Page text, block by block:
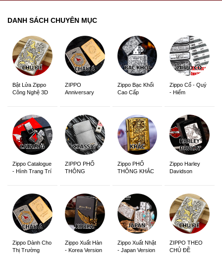
DANH SÁCH CHUYÊN MỤC
Bật Lửa Zippo
Công Nghệ 3D
ZIPPO
Anniversary
Zippo Bạc Khối
Cao Cấp
Zippo Cổ - Quý
- Hiếm
Zippo Catalogue
- Hình Trang Trí
ZIPPO PHỔ
THÔNG
Zippo PHỔ
THÔNG KHẮC
Zippo Harley
Davidson
Zippo Dành Cho
Thị Trường
Zippo Xuất Hàn
- Korea Version
Zippo Xuất Nhật
- Japan Version
ZIPPO THEO
CHỦ ĐỀ